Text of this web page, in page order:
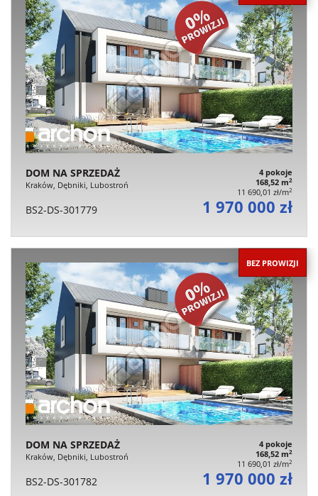
DOM NA SPRZEDAŻ
Kraków, Dębniki, Lubostroń
4 pokoje
168,52 m2
11 690,01 zł/m2
BS2-DS-301779 1 970 000 zł
BEZ PROWIZJI
DOM NA SPRZEDAŻ
Kraków, Dębniki, Lubostroń
4 pokoje
168,52 m2
11 690,01 zł/m2
BS2-DS-301782 1 970 000 zł